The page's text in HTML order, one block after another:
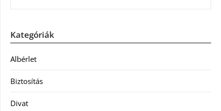
Kategóriák
Albérlet
Biztosítás
Divat